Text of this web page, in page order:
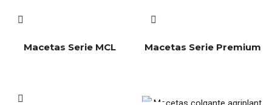
Macetas Serie MCL Macetas Serie Premium